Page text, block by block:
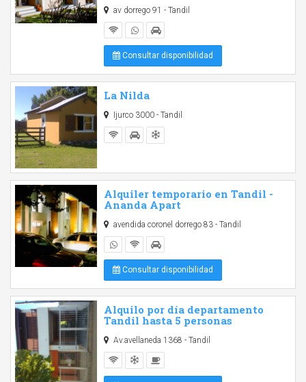
av dorrego 91 - Tandil
Consultar disponibilidad
La Nilda
Ijurco 3000 - Tandil
Alquiler temporario en Tandil -
Ananda Apart
avendida coronel dorrego 83 - Tandil
Consultar disponibilidad
Alquilo por día departamento
Tandil hasta 5 personas
Av.avellaneda 1368 - Tandil